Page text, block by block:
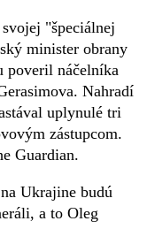
"špeciálnej
minister obrany
poveril náčelníka
Nahradí
uplynulé tri
zástupcom.
Guardian.
Ukrajine budú
a to Oleg